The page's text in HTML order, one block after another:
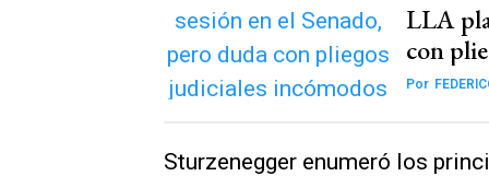
LLA
con
Por
Sturzenegger enumeró los